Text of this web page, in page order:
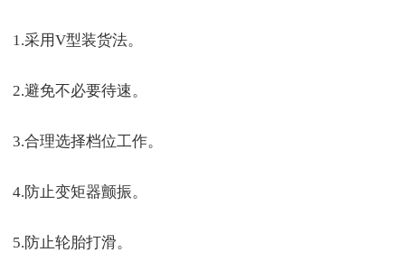
1.采用V型装货法。
2.避免不必要待速。
3.合理选择档位工作。
4.防止变矩器颤振。
5.防止轮胎打滑。